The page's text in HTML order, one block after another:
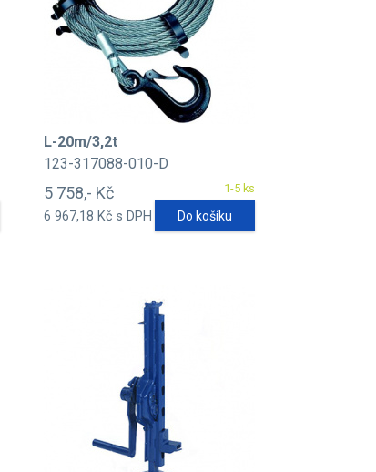
L-20m/3,2t
123-317088-010-D
1-5 ks
5 758,- Kč
6 967,18 Kč s DPH Do košíku